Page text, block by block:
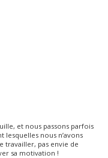
et nous passons parfois
lesquelles nous n’avons
travailler, pas envie de
sa motivation !